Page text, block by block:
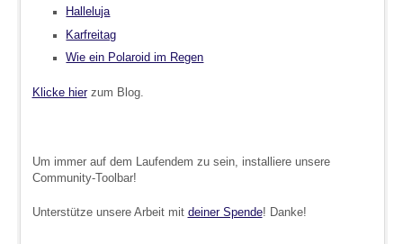
Halleluja
Karfreitag
Wie ein Polaroid im Regen
Klicke hierzum Blog.
Um immer auf dem Laufendem zu sein, installiere unsere
Community-Toolbar!
Unterstütze unsere Arbeit mit deiner Spende! Danke!